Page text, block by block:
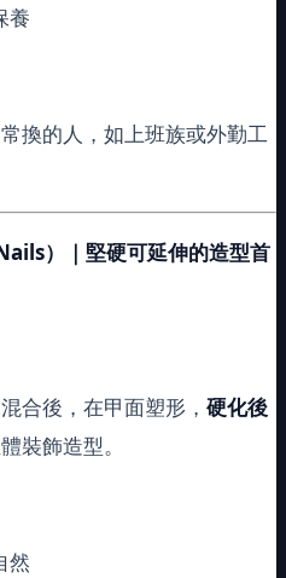
養
換的人，如上班族或外勤工
）｜堅硬可延伸的造型首
合後，在甲面塑形， 硬化後
裝飾造型。
然